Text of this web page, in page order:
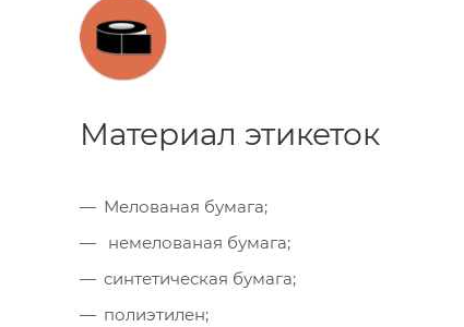
Материал этикеток
Мелованая бумага;
немелованая бумага;
синтетическая бумага;
полиэтилен;